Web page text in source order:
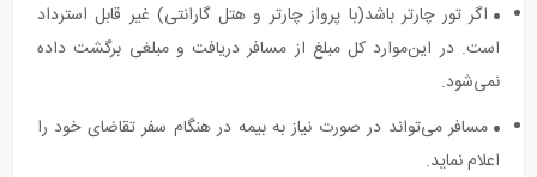
اگر تور چارتر باشد(با پرواز چارتر و هتل گارانتی) غیر قابل استرداد
است. در این‌موارد کل مبلغ از مسافر دریافت و مبلغی برگشت داده
نمی‌شود.
مسافر می‌تواند در صورت نیاز به بیمه در هنگام سفر تقاضای خود را
اعلام نماید.